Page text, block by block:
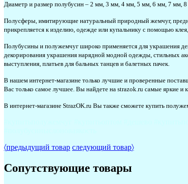
Диаметр и размер полубусин – 2 мм, 3 мм, 4 мм, 5 мм, 6 мм, 7 мм,
Полусферы, имитирующие натуральный природный жемчуг,
прикрепляется к изделию, одежде или купальнику с помощью
Полубусины и полужемчуг широко применяется для украшения
декорирования украшения нарядной модной одежды, стильных
выступления, платьев для бальных танцев и балетных пачек.
В нашем интернет-магазине только лучшие и проверенные
Вас только самое лучшее. Вы найдете на strazok.ru самые яркие
В интернет-магазине StrazOK.ru Вы также сможете купить
〈предыдущий товар следующий товар〉
Сопутствующие товары